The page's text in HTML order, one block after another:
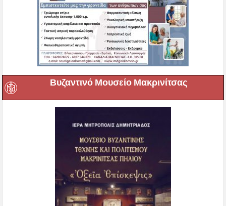
Βυζαντινό Μουσείο Μακρινίτσας